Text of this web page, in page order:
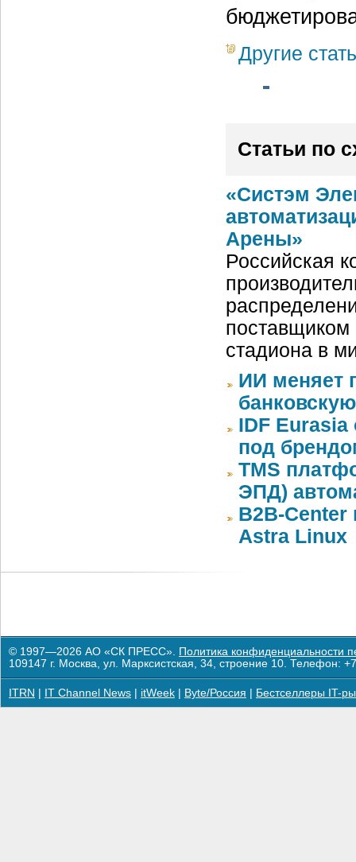
Другие
Статьи по
«Систэм
Арены»
Российская
поставщиком
стадиона в
ИИ меняет
IDF
под
TMS
ЭПД)
B2B-Center
Astra Linux
© 1997—2026 АО «СК ПРЕСС». Политика конфиденциальности
109147 г. Москва, ул. Марксистская, 34, строение 10. Телефон:
ITRN IT Channel News itWeek Byte/Россия Бестселлеры IT-